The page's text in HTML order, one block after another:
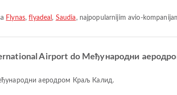
Flynas,flyadeal , Saudia , najpopularnijim avio-
Airport do Међународни
аеродром Краљ Калид.